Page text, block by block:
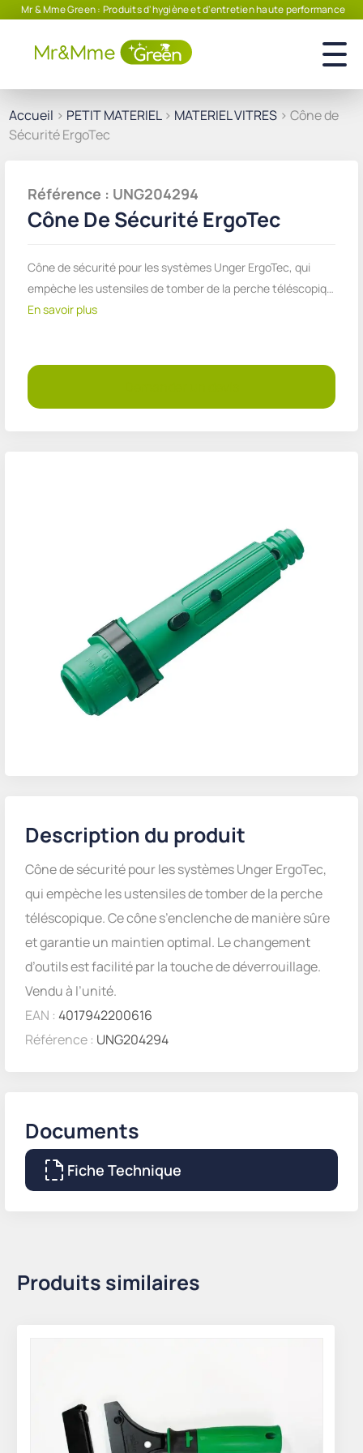
Mr & Mme Green : Produits d'hygiène et d'entretien haute performance
Accueil > PETIT MATERIEL> MATERIEL VITRES > Cône de
Sécurité ErgoTec
Description du produit
Cône de sécurité pour les systèmes Unger ErgoTec,
qui empèche les ustensiles de tomber de la perche
téléscopique. Ce cône s’enclenche de manière sûre
et garantie un maintien optimal. Le changement
d’outils est facilité par la touche de déverrouillage.
Vendu à l’unité.
EAN : 4017942200616
Référence : UNG204294
Documents
Fiche Technique
Référence : UNG204294
Cône De Sécurité ErgoTec
Cône de sécurité pour les systèmes Unger ErgoTec, qui
empèche les ustensiles de tomber de la perche téléscopiq…
En savoir plus
Produits similaires